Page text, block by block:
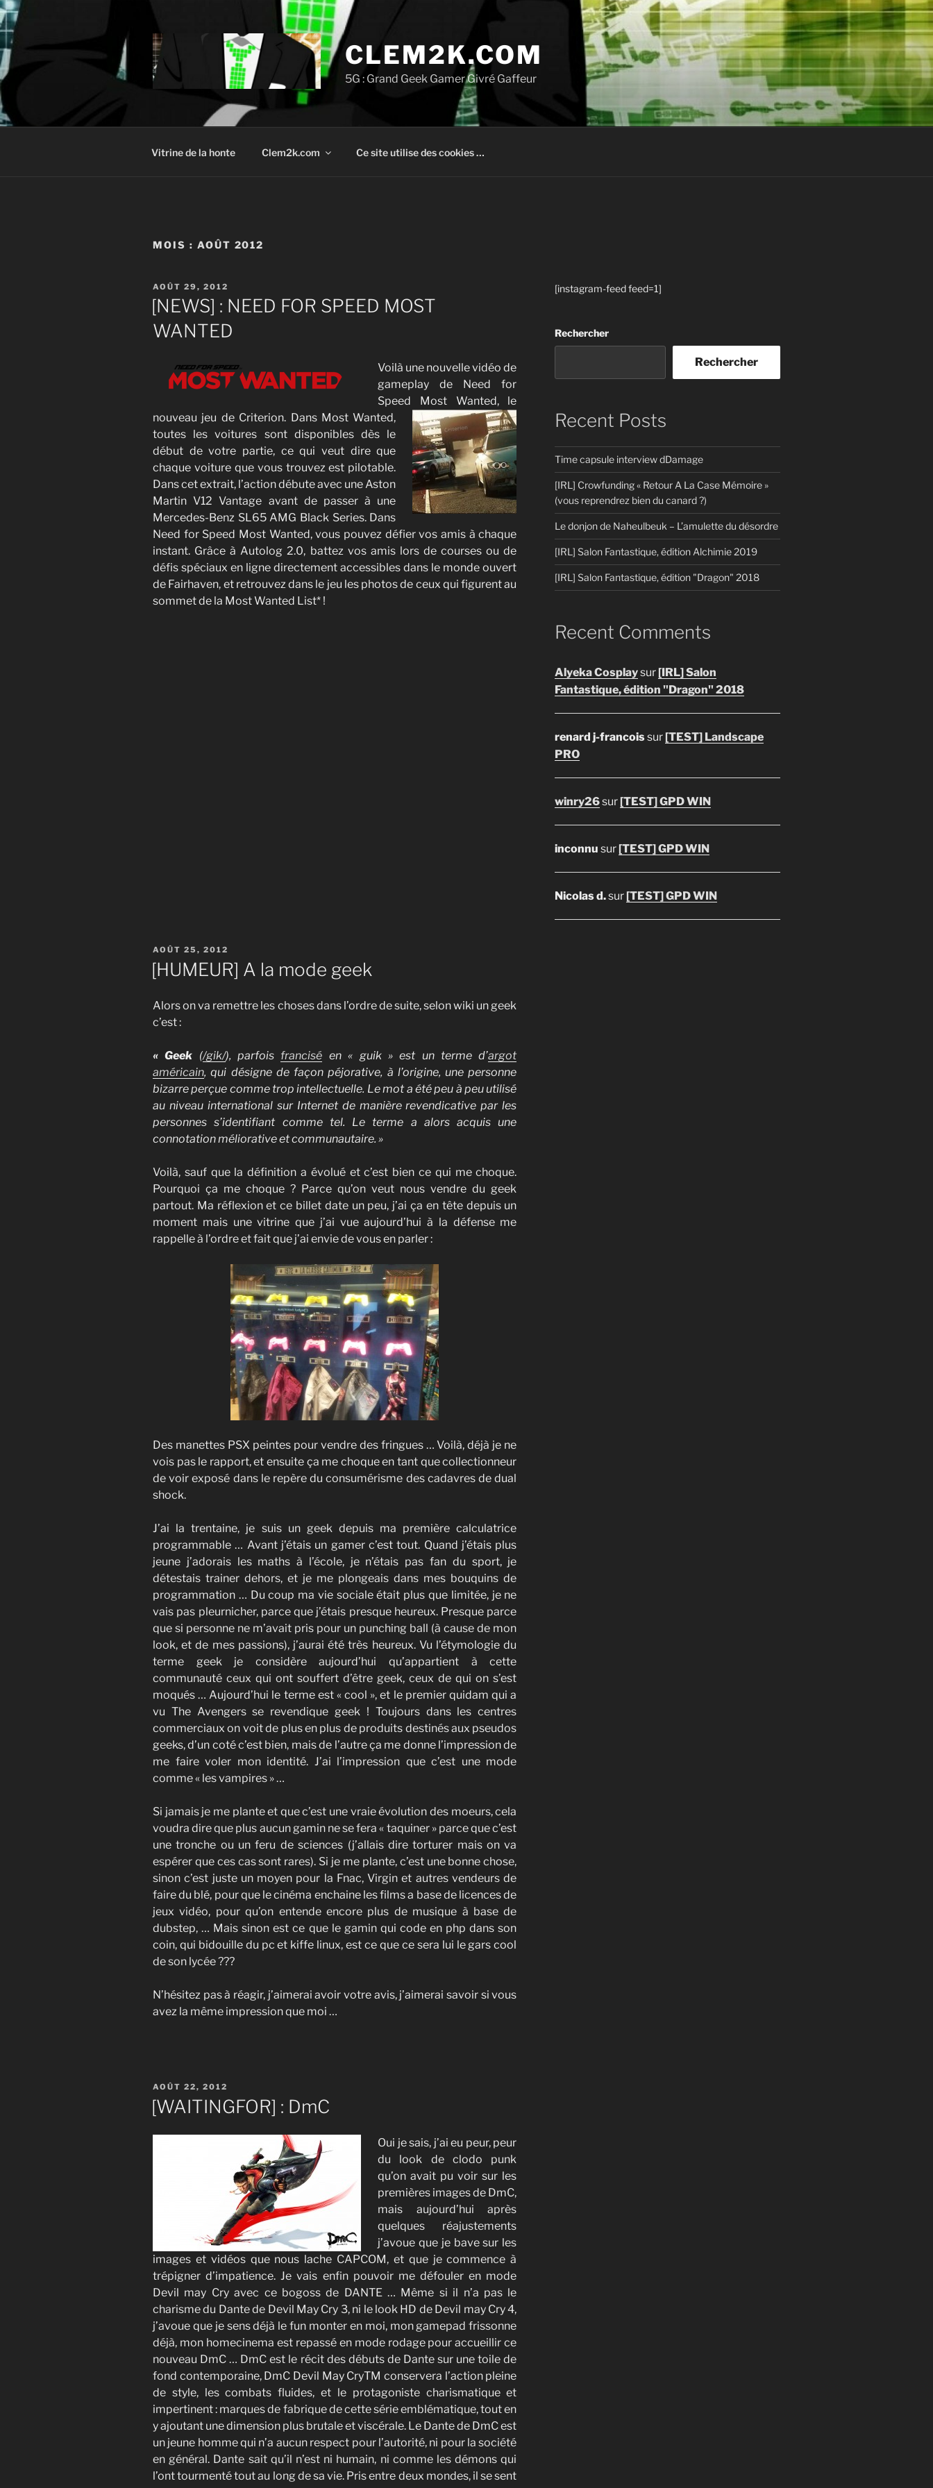
Aller
au
contenu
principal
CLEM2K.COM
5G : Grand Geek Gamer Givré Gaffeur
Vitrine de la honte Clem2k.com Ce site utilise des cookies …
MOIS : AOÛT 2012
PUBLIÉ
LE
AOÛT 29, 2012
[NEWS] : NEED FOR SPEED MOST
WANTED
Voilà une nouvelle vidéo de
gameplay de Need for
Speed Most Wanted,le
nouveau jeu de Criterion. Dans Most Wanted,
toutes les voitures sont disponibles dès le
début de votre partie, ce qui veut dire que
chaque voiture que vous trouvez est pilotable.
Dans cet extrait, l’action débute avec une Aston
Martin V12 Vantage avant de passer à une
Mercedes-Benz SL65 AMG Black Series. Dans
Need for Speed Most Wanted, vous pouvez défier vos amis à chaque
instant. Grâce à Autolog 2.0, battez vos amis lors de courses ou de
défis spéciaux en ligne directement accessibles dans le monde ouvert
de Fairhaven, et retrouvez dans le jeu les photos de ceux qui figurent au
sommet de la Most Wanted List* !
PUBLIÉ
AOÛT 25, 2012
[HUMEUR] A la mode geek
Alors on va remettre les choses dans l’ordre de suite, selon wiki un geek
c’est :
« Geek (/gik/), parfois francisé en « guik » est un terme d’argot
américain, qui désigne de façon péjorative, à l’origine, une personne
bizarre perçue comme trop intellectuelle. Le mot a été peu à peu utilisé
au niveau international sur Internet de manière revendicative par les
personnes s’identifiant comme tel. Le terme a alors acquis une
connotation méliorative et communautaire. »
Voilà, sauf que la définition a évolué et c’est bien ce qui me choque.
Pourquoi ça me choque ? Parce qu’on veut nous vendre du geek
partout. Ma réflexion et ce billet date un peu, j’ai ça en tête depuis un
moment mais une vitrine que j’ai vue aujourd’hui à la défense me
rappelle à l’ordre et fait que j’ai envie de vous en parler :
Des manettes PSX peintes pour vendre des fringues … Voilà, déjà je ne
vois pas le rapport, et ensuite ça me choque en tant que collectionneur
de voir exposé dans le repère du consumérisme des cadavres de dual
shock.
J’ai la trentaine, je suis un geek depuis ma première calculatrice
programmable … Avant j’étais un gamer c’est tout. Quand j’étais plus
jeune j’adorais les maths à l’école, je n’étais pas fan du sport, je
détestais trainer dehors, et je me plongeais dans mes bouquins de
programmation … Du coup ma vie sociale était plus que limitée, je ne
vais pas pleurnicher, parce que j’étais presque heureux. Presque parce
que si personne ne m’avait pris pour un punching ball (à cause de mon
look, et de mes passions), j’aurai été très heureux. Vu l’étymologie du
terme geek je considère aujourd’hui qu’appartient à cette
communauté ceux qui ont souffert d’être geek, ceux de qui on s’est
moqués … Aujourd’hui le terme est « cool », et le premier quidam qui a
vu The Avengers se revendique geek ! Toujours dans les centres
commerciaux on voit de plus en plus de produits destinés aux pseudos
geeks, d’un coté c’est bien, mais de l’autre ça me donne l’impression de
me faire voler mon identité. J’ai l’impression que c’est une mode
comme « les vampires » …
Si jamais je me plante et que c’est une vraie évolution des moeurs, cela
voudra dire que plus aucun gamin ne se fera « taquiner » parce que c’est
une tronche ou un feru de sciences (j’allais dire torturer mais on va
espérer que ces cas sont rares). Si je me plante, c’est une bonne chose,
sinon c’est juste un moyen pour la Fnac, Virgin et autres vendeurs de
faire du blé, pour que le cinéma enchaine les films a base de licences de
jeux vidéo, pour qu’on entende encore plus de musique à base de
dubstep, … Mais sinon est ce que le gamin qui code en php dans son
coin, qui bidouille du pc et kiffe linux, est ce que ce sera lui le gars cool
de son lycée ???
N’hésitez pas à réagir, j’aimerai avoir votre avis, j’aimerai savoir si vous
avez la même impression que moi …
PUBLIÉ
LE
AOÛT 22, 2012
[WAITINGFOR] : DmC
Oui je sais, j’ai eu peur, peur
du look de clodo punk
qu’on avait pu voir sur les
premières images de DmC,
mais aujourd’hui après
quelques réajustements
j’avoue que je bave sur les
images et vidéos que nous lache CAPCOM, et que je commence à
trépigner d’impatience. Je vais enfin pouvoir me défouler en mode
Devil may Cry avec ce bogoss de DANTE … Même si il n’a pas le
charisme du Dante de Devil May Cry 3, ni le look HD de Devil may Cry 4,
j’avoue que je sens déjà le fun monter en moi, mon gamepad frissonne
déjà, mon homecinema est repassé en mode rodage pour accueillir ce
nouveau DmC … DmC est le récit des débuts de Dante sur une toile de
fond contemporaine, DmC Devil May CryTM conservera l’action pleine
de style, les combats fluides, et le protagoniste charismatique et
impertinent : marques de fabrique de cette série emblématique, tout en
y ajoutant une dimension plus brutale et viscérale. Le Dante de DmC est
un jeune homme qui n’a aucun respect pour l’autorité, ni pour la société
en général. Dante sait qu’il n’est ni humain, ni comme les démons qui
l’ont tourmenté tout au long de sa vie. Pris entre deux mondes, il se sent
[instagram-feed feed=1]
Rechercher
Rechercher
Recent Posts
Time capsule interview dDamage
[IRL] Crowfunding « Retour A La Case Mémoire »
(vous reprendrez bien du canard ?)
Le donjon de Naheulbeuk – L’amulette du désordre
[IRL] Salon Fantastique, édition Alchimie 2019
[IRL] Salon Fantastique, édition "Dragon" 2018
Recent Comments
Alyeka Cosplaysur[IRL] Salon
Fantastique, édition "Dragon" 2018
renard j-francoissur[TEST] Landscape
PRO
winry26sur[TEST] GPD WIN
inconnu sur[TEST] GPD WIN
Nicolas d.sur[TEST] GPD WIN